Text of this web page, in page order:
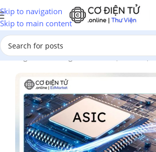
Skip to navigation
Skip to main content
Trang chủ/Chương Trình Đào Tạo/Cơ Điện